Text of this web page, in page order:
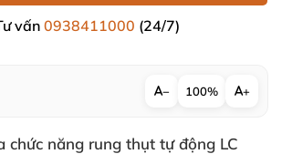
vấn0938411000 (24/7)
− 100% +
chức năng rung thụt tự động LC